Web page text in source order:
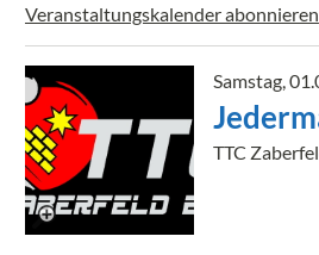
Veranstaltungskalender abonnieren
Samstag,
TTC